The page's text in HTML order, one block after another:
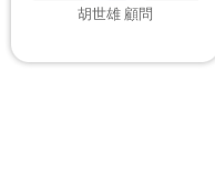
胡世雄 顧問